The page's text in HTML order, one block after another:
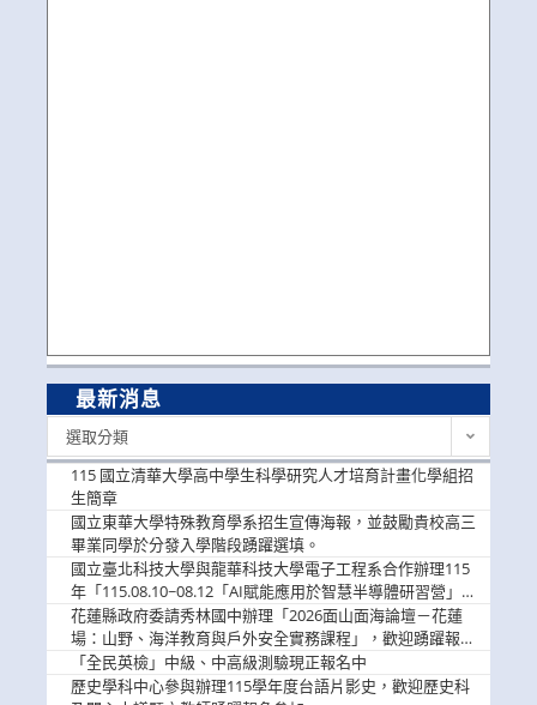
最新消息
選取分類
115 國立清華大學高中學生科學研究人才培育計畫化學組招
生簡章
國立東華大學特殊教育學系招生宣傳海報，並鼓勵貴校高三
畢業同學於分發入學階段踴躍選填。
國立臺北科技大學與龍華科技大學電子工程系合作辦理115
年「115.08.10~08.12「AI賦能應用於智慧半導體研習營」，
歡迎學生踴躍報名參加
花蓮縣政府委請秀林國中辦理「2026面山面海論壇－花蓮
場：山野、海洋教育與戶外安全實務課程」，歡迎踴躍報名
參加
「全民英檢」中級、中高級測驗現正報名中
歷史學科中心參與辦理115學年度台語片影史，歡迎歷史科